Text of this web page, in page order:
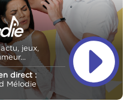
jeux,
direct :
Mélodie